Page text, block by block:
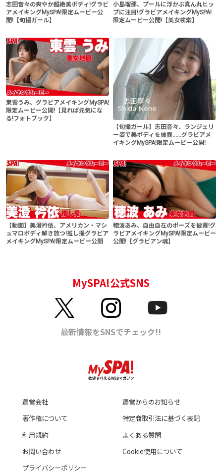
志田音々の爽やか超絶美ボディ!グラビ
アメイキングMySPA!限定ムービー公
開!【旬撮ガール】
小島瑠那、プールに浮かぶ真ん丸ヒッ
プに注目!グラビアメイキングMySPA!
限定ムービー公開!【美女検索】
東雲うみ、グラビアメイキングMySPA!
限定ムービー公開!【見れば元気にな
る!フォトブック】
【旬撮ガール】志田音々、ランジェリ
ー姿で美ボディを披露......グラビアメ
イキングMySPA!限定ムービー公開!
【動画】美澄衿依、アメリカン・マシ
ュマロボディ解き放つ!推し撮グラビア
メイキングMySPA!限定ムービー公開
穂波あみ、自由自在のポーズを披露!グ
ラビアメイキングMySPA!限定ムービー
公開!【グラビアン魂】
運営会社
運営からのお知らせ
著作権について
特定商取引法に基づく表記
利用規約
よくある質問
お問い合わせ
Cookie使用について
プライバシーポリシー